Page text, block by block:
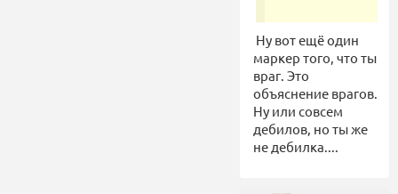
Ну вот ещё один
маркер того, что ты
враг. Это
объяснение врагов.
Ну или совсем
дебилов, но ты же
не дебилка....